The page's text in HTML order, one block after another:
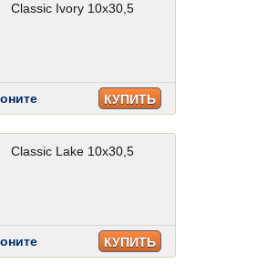
Classic Ivory 10x30,5
КУПИТЬ
Classic Lake 10x30,5
КУПИТЬ